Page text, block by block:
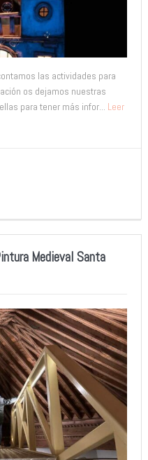
las actividades para
os dejamos nuestras
para tener más infor... Leer
Medieval Santa